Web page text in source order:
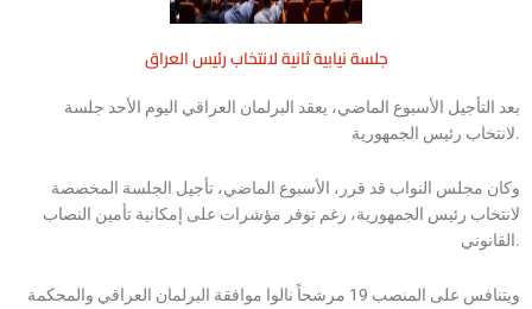
جلسة نيابية ثانية لانتخاب رئيس العراق
بعد التأجيل الأسبوع الماضي، يعقد البرلمان العراقي اليوم الأحد جلسة
لانتخاب رئيس الجمهورية.
وكان مجلس النواب قد قرر، الأسبوع الماضي، تأجيل الجلسة المخصصة
لانتخاب رئيس الجمهورية، رغم توفر مؤشرات على إمكانية تأمين النصاب
القانوني.
ويتنافس على المنصب 19 مرشحاً نالوا موافقة البرلمان العراقي والمحكمة